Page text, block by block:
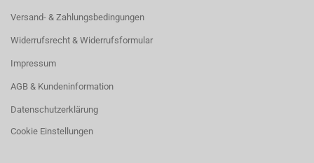
Versand- & Zahlungsbedingungen
Widerrufsrecht & Widerrufsformular
Impressum
AGB & Kundeninformation
Datenschutzerklärung
Cookie Einstellungen